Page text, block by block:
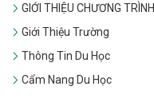
GIỚI THIỆU CHƯƠNG TRÌNH
Giới Thiệu Trường
Thông Tin Du Học
Cẩm Nang Du Học